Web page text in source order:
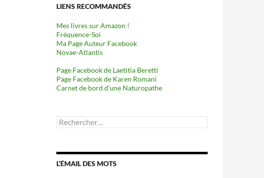
LIENS RECOMMANDÉS
Mes livres sur Amazon !
Fréquence-Soi
Ma Page Auteur Facebook
Novae-Atlantis
Page Facebook de Laetitia Beretti
Page Facebook de Karen Romani
Carnet de bord d’une Naturopathe
Rechercher :
L’ÉMAIL DES MOTS